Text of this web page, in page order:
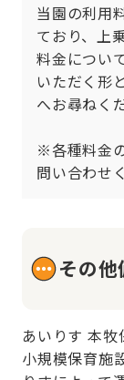
当園の利用
ており、上
料金につい
いただく形
へお尋ねく
※各種料金
問い合わせ
その他
あいりす 本
小規模保育施